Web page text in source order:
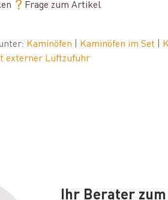
Frage zum Artikel
Kaminöfen Kaminöfen im Set
externer Luftzufuhr
Ihr Berater zum